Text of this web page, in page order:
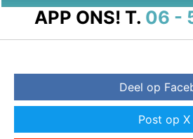
APP ONS! T. 06 -
Deel op
Post op X